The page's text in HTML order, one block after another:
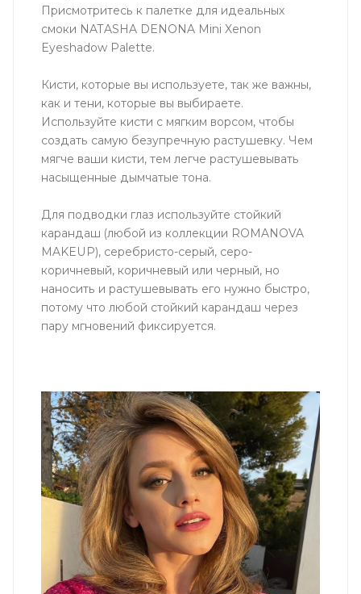
Присмотритесь к палетке для идеальных
смоки NATASHA DENONA Mini Xenon
Eyeshadow Palette.
Кисти, которые вы используете, так же важны,
как и тени, которые вы выбираете.
Используйте кисти с мягким ворсом, чтобы
создать самую безупречную растушевку. Чем
мягче ваши кисти, тем легче растушевывать
насыщенные дымчатые тона.
Для подводки глаз используйте стойкий
карандаш (любой из коллекции ROMANOVA
MAKEUP), серебристо-серый, серо-
коричневый, коричневый или черный, но
наносить и растушевывать его нужно быстро,
потому что любой стойкий карандаш через
пару мгновений фиксируется.